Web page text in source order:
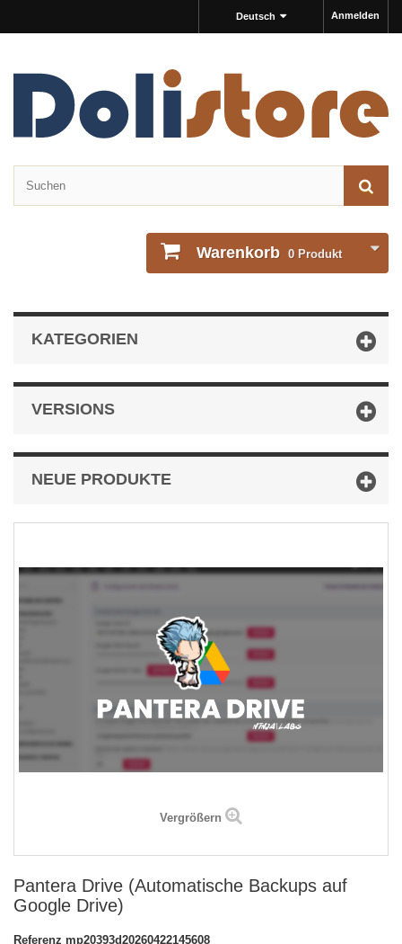
Anmelden
Deutsch
Warenkorb 0 Produkt
KATEGORIEN
VERSIONS
NEUE PRODUKTE
Vergrößern
Pantera Drive (Automatische Backups auf
Google Drive)
Referenz mp20393d20260422145608